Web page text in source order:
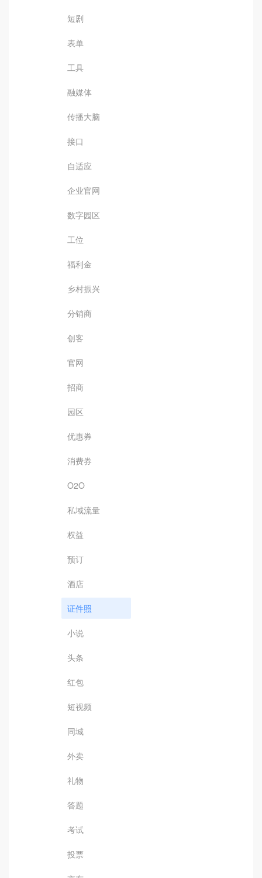
短剧
表单
工具
融媒体
传播大脑
接口
自适应
企业官网
数字园区
工位
福利金
乡村振兴
分销商
创客
官网
招商
园区
优惠券
消费券
O2O
私域流量
权益
预订
酒店
证件照
小说
头条
红包
短视频
同城
外卖
礼物
答题
考试
投票